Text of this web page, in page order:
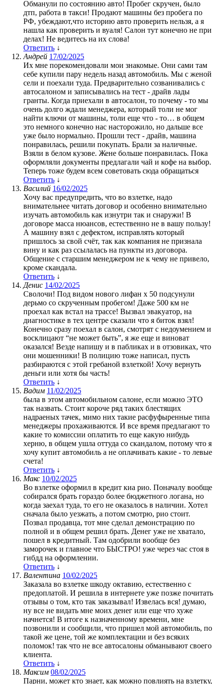
Обманули по состоянию авто! Пробег скручен, было
дтп, работа в такси! Продают машины без пробега по
РФ, убеждают,что историю авто проверить нельзя, а я
нашла как проверить и вуаля! Салон тут конечно не при
делах! Не ведитесь на их слова!
Ответить ↓
Андрей 17/02/2025
Их мне порекомендовали мои знакомые. Они сами там
себе купили пару недель назад автомобиль. Мы с женой
сели и поехали туда. Предварительно созванивались с
автосалоном и записывались на тест - драйв лады
гранты. Когда приехали в автосалон, то почему - то мы
очень долго ждали менеджера, который толи не мог
найти ключи от машины, толи еще что - то… в общем
это немного конечно нас насторожило, но дальше все
уже было нормально. Прошли тест - драйв, машина
понравилась, решили покупать. Брали за наличные.
Взяли в белом кузове. Жене больше понравилась. Пока
оформляли документы предлагали чай и кофе на выбор.
Теперь тоже будем всем советовать сюда обращаться
Ответить ↓
Василий 16/02/2025
Хочу вас предупредить, что во взлетке, надо
внимательнее читать договор и особенно внимательно
изучать автомобиль как изнутри так и снаружи! В
договоре масса нюансов, естественно не в вашу пользу!
А машину взял с дефектом, исправлять который
пришлось за свой счёт, так как компания не признала
вину и как раз ссылалась на пункты из договора.
Общение с старшим менеджером не к чему не привело,
кроме скандала.
Ответить ↓
Денис 14/02/2025
Сволочи! Под видом нового лифан х 50 подсунули
дерьмо со скрученным пробегом! Даже 500 км не
проехал как встал на трассе! Вызвал эвакуатор, на
диагностике в тех центре сказали что я биток взял!
Конечно сразу поехал в салон, смотрят с недоумением и
восклицают “не может быть”, я же еще и виноват
оказался! Везде напишу и в пабликах и в отзовиках, что
они мошенники! В полицию тоже написал, пусть
разбираются с этой гребаной взлеткой! Хочу вернуть
деньги или хотя бы часть!
Ответить ↓
Вадим 11/02/2025
была в этом автомобильном салоне, если можно ЭТО
так назвать. Стоит короче ряд таких блестящих
надраеных тачек, мимо них такие расфуфыренные типа
менеджеры прохаживаются. И все время предлагают то
какие то комиссии оплатить то еще какую нибудь
херню, в общем ушла оттуда со скандалом, потому что я
хочу купит автомобиль а не оплачивать какие - то левые
счета!
Ответить ↓
Макс 10/02/2025
Во взлетке оформил в кредит киа рио. Поначалу вообще
собирался брать гораздо более бюджетного логана, но
когда заехал туда, то его не оказалось в наличии. Хотел
сначала было уезжать, а потом смотрю, рио стоит.
Позвал продавца, тот мне сделал демонстрацию по
полной и в общем решил брать. Денег уже не хватало,
пошел в кредитный. Там одобрили вообще без
заморочек и главное что БЫСТРО! уже через час стоя в
гибдд на оформлении.
Ответить ↓
Валентина 10/02/2025
Заказала во взлетке шкоду октавию, естественно с
предоплатой. И решила в интернете уже позже почитать
отзывы о том, кто так заказывал! Извелась вся! думаю,
ну все не видать мне моих денег или еще что хуже
начнется! В итоге к назначенному времени, мне
позвонили и сообщили, что пришел мой автомобиль, по
такой же цене, той же комплектации и без всяких
поломок! так что не все автосалоны обманывают своего
клиента.
Ответить ↓
Максим 08/02/2025
Парни, может кто знает, как можно повлиять на взлетку,